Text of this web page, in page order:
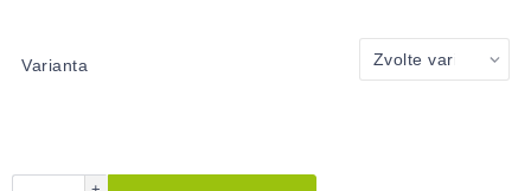
Varianta